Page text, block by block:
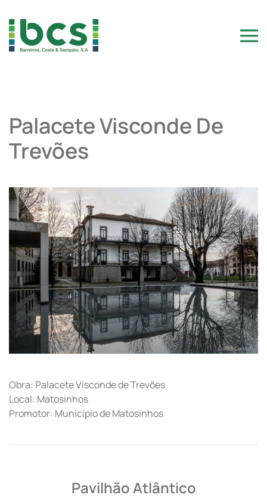
Skip to main content
Palacete Visconde De
Trevões
Obra: Palacete Visconde de Trevões
Local: Matosinhos
Promotor: Município de Matosinhos
Pavilhão Atlântico